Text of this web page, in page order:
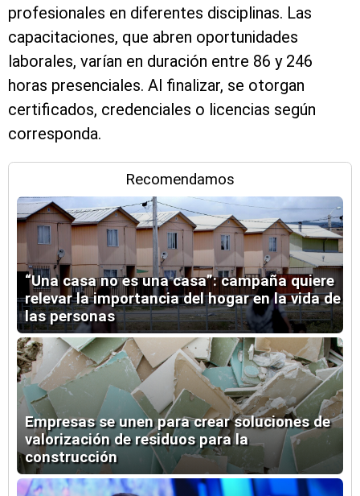
profesionales en diferentes disciplinas. Las
capacitaciones, que abren oportunidades
laborales, varían en duración entre 86 y 246
horas presenciales. Al finalizar, se otorgan
certificados, credenciales o licencias según
corresponda.
Recomendamos
“Una casa no es una casa”: campaña quiere
relevar la importancia del hogar en la vida de
las personas
Empresas se unen para crear soluciones de
valorización de residuos para la
construcción